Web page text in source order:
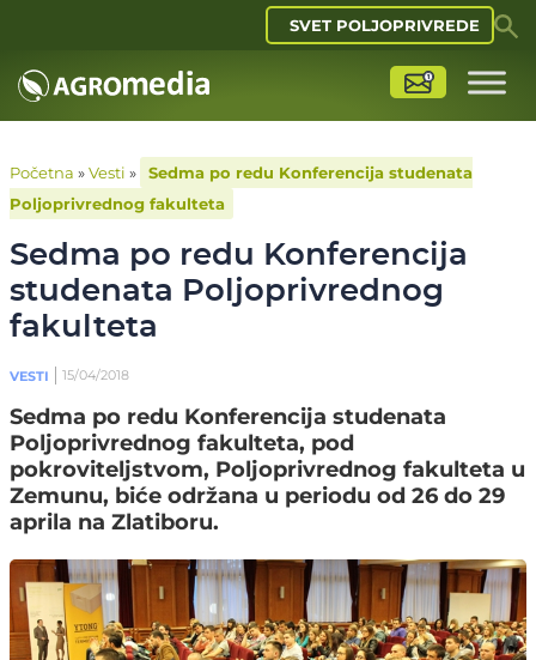
SVET POLJOPRIVREDE
Početna »Vesti »
Sedma po redu Konferencija studenata
Poljoprivrednog fakulteta
Sedma po redu Konferencija
studenata Poljoprivrednog
fakulteta
VESTI 15/04/2018
Sedma po redu Konferencija studenata
Poljoprivrednog fakulteta, pod
pokroviteljstvom, Poljoprivrednog fakulteta u
Zemunu, biće održana u periodu od 26 do 29
aprila na Zlatiboru.